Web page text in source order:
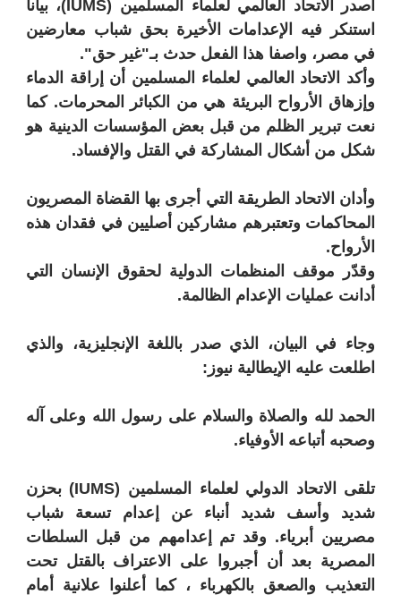
أصدر الاتحاد العالمي لعلماء المسلمين (IUMS)
، بيانا
استنكر فيه الإعدامات الأخيرة بحق شباب معارضين
في مصر، واصفا هذا الفعل حدث بـ"غير حق".
وأكد الاتحاد العالمي لعلماء المسلمين أن إراقة الدماء
وإزهاق الأرواح البريئة هي من الكبائر المحرمات. كما
نعت تبرير الظلم من قبل بعض المؤسسات الدينية هو
شكل من أشكال المشاركة في القتل والإفساد.
وأدان الاتحاد الطريقة التي أجرى بها القضاة المصريون
المحاكمات وتعتبرهم مشاركين أصليين في فقدان هذه
الأرواح.
وقدّر موقف المنظمات الدولية لحقوق الإنسان التي
أدانت عمليات الإعدام الظالمة.
وجاء في البيان، الذي صدر باللغة الإنجليزية، والذي
اطلعت عليه الإيطالية نيوز:
الحمد لله والصلاة والسلام على رسول الله وعلى آله
وصحبه أتباعه الأوفياء.
تلقى الاتحاد الدولي لعلماء المسلمين (IUMS) بحزن
شديد وأسف شديد أنباء عن إعدام تسعة شباب
مصريين أبرياء. وقد تم إعدامهم من قبل السلطات
المصرية بعد أن أجبروا على الاعتراف بالقتل تحت
التعذيب والصعق بالكهرباء ، كما أعلنوا علانية أمام